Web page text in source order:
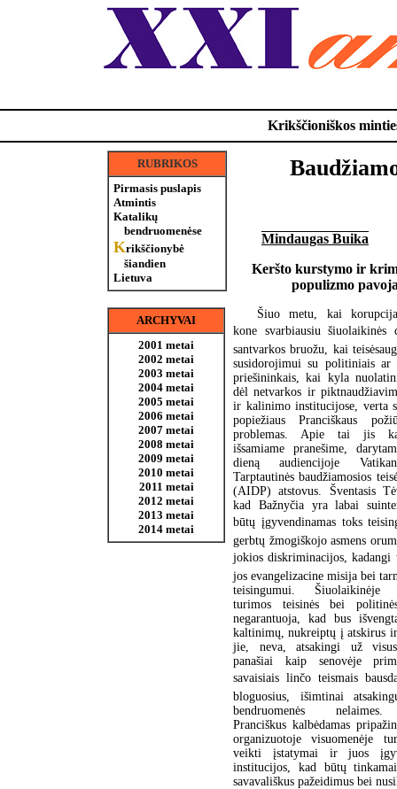
Krikščioniškos
RUBRIKOS
Pirmasis puslapis
Atmintis
Katalikų
bendruomenėse
Krikščionybė
šiandien
Lietuva
ARCHYVAI
2001 metai
2002 metai
2003 metai
2004 metai
2005 metai
2006 metai
2007 metai
2008 metai
2009 metai
2010 metai
2011 metai
2012 metai
2013 metai
2014 metai
Mindaugas Buika
Keršto kurstymo ir
populizmo
Šiuo metu, kai
kone svarbiausiu šiuolaikinės
santvarkos bruožu, kai
susidorojimui su politiniais ar
priešininkais, kai kyla
dėl netvarkos ir
ir kalinimo institucijose, verta
popiežiaus Pranciškaus
problemas. Apie tai jis
išsamiame pranešime,
dieną audiencijoje
Tarptautinės baudžiamosios
(AIDP) atstovus. Šventasis
kad Bažnyčia yra labai
būtų įgyvendinamas toks
gerbtų žmogiškojo asmens
jokios diskriminacijos, kadangi
jos evangelizacine misija bei
teisingumui. Šiuolaikinėje
turimos teisinės bei
negarantuoja, kad bus
kaltinimų, nukreiptų į atskirus
jie, neva, atsakingi už visus
panašiai kaip senovėje
savaisiais linčo teismais
bloguosius, išimtinai
bendruomenės
Pranciškus kalbėdamas
organizuotoje visuomenėje
veikti įstatymai ir juos
institucijos, kad būtų
savavališkus pažeidimus bei